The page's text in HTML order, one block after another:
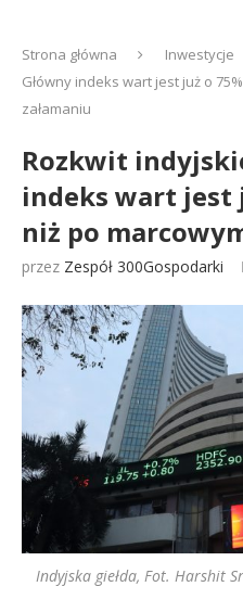
Strona główna Inwestycje
Główny indeks wart jest już o
załamaniu
Rozkwit
indeks wart jest
niż po
przez Zespół 300Gospodarki
Indyjska giełda, Fot. Harshit